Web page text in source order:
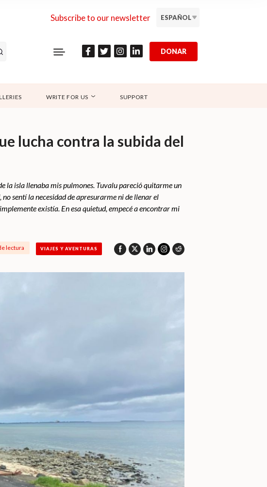
Subscribe to our newsletter ESPAÑOL
DONAR
WRITE FOR US SUPPORT
lucha contra la subida del
la isla llenaba mis pulmones. Tuvalu pareció quitarme un
sentí la necesidad de apresurarme ni de llenar el
existía. En esa quietud, empecé a encontrar mi
lectura VIAJES Y AVENTURAS